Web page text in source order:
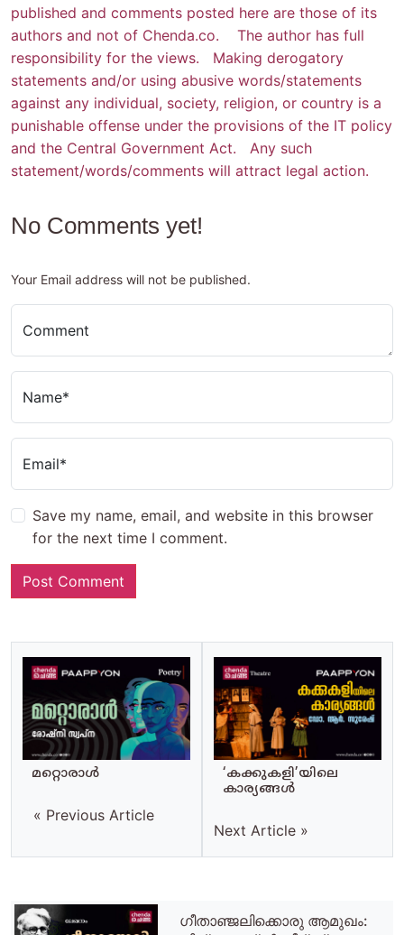
published and comments posted here are those of its
authors and not of Chenda.co. The author has full
responsibility for the views. Making derogatory
statements and/or using abusive words/statements
against any individual, society, religion, or country is a
punishable offense under the provisions of the IT policy
and the Central Government Act. Any such
statement/words/comments will attract legal action.
No Comments yet!
Your Email address will not be published.
Comment
Name*
Email*
Save my name, email, and website in this browser
for the next time I comment.
മറ്റൊരാള്‍
« Previous Article
‘കക്കുകളി’യിലെ
കാര്യങ്ങള്‍
Next Article »
ഗീതാഞ്ജലിക്കൊരു ആമുഖം: